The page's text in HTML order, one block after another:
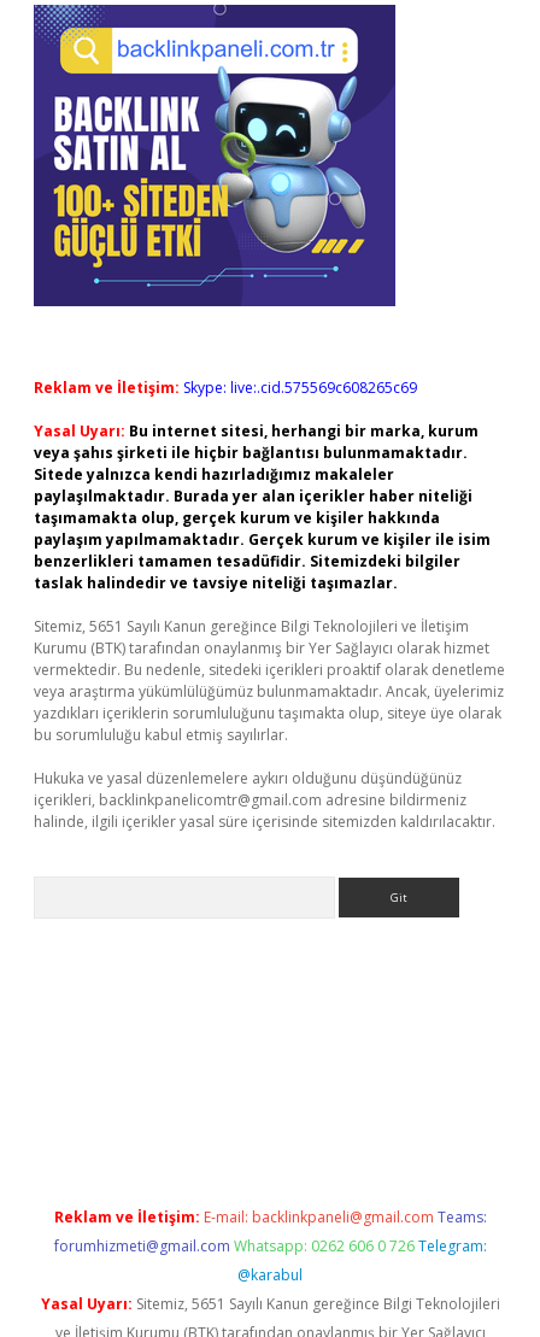
Reklam ve İletişim: Skype: live:.cid.575569c608265c69
Yasal Uyarı: Bu internet sitesi, herhangi bir marka, kurum
veya şahıs şirketi ile hiçbir bağlantısı bulunmamaktadır.
Sitede yalnızca kendi hazırladığımız makaleler
paylaşılmaktadır. Burada yer alan içerikler haber niteliği
taşımamakta olup, gerçek kurum ve kişiler hakkında
paylaşım yapılmamaktadır. Gerçek kurum ve kişiler ile isim
benzerlikleri tamamen tesadüfidir. Sitemizdeki bilgiler
taslak halindedir ve tavsiye niteliği taşımazlar.
Sitemiz, 5651 Sayılı Kanun gereğince Bilgi Teknolojileri ve İletişim
Kurumu (BTK) tarafından onaylanmış bir Yer Sağlayıcı olarak hizmet
vermektedir. Bu nedenle, sitedeki içerikleri proaktif olarak denetleme
veya araştırma yükümlülüğümüz bulunmamaktadır. Ancak, üyelerimiz
yazdıkları içeriklerin sorumluluğunu taşımakta olup, siteye üye olarak
bu sorumluluğu kabul etmiş sayılırlar.
Hukuka ve yasal düzenlemelere aykırı olduğunu düşündüğünüz
içerikleri, backlinkpanelicomtr@gmail.com adresine bildirmeniz
halinde, ilgili içerikler yasal süre içerisinde sitemizden kaldırılacaktır.
Reklam ve İletişim: E-mail: backlinkpaneli@gmail.com Teams:
forumhizmeti@gmail.com Whatsapp: 0262 606 0 726 Telegram:
@karabul
Yasal Uyarı: Sitemiz, 5651 Sayılı Kanun gereğince Bilgi Teknolojileri
ve İletişim Kurumu (BTK) tarafından onaylanmış bir Yer Sağlayıcı